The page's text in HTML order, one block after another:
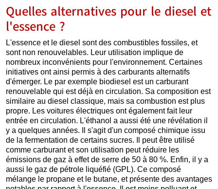
Quelles alternatives pour le diesel et
l'essence ?
L'essence et le diesel sont des combustibles fossiles, et
sont non renouvelables. Leur utilisation implique de
nombreux inconvénients pour l'environnement. Certaines
initiatives ont ainsi permis à des carburants alternatifs
d'émerger. Le par exemple biodiesel est un carburant
renouvelable qui est déjà en circulation. Sa composition est
similaire au diesel classique, mais sa combustion est plus
propre. Les voitures électriques ont également fait leur
entrée en circulation. L'éthanol a aussi été une révélation il
y a quelques années. Il s'agit d'un composé chimique issu
de la fermentation de certains sucres. Il peut être utilisé
comme carburant et son utilisation peut réduire les
émissions de gaz à effet de serre de 50 à 80 %. Enfin, il y a
aussi le gaz de pétrole liquéfié (GPL). Ce composé
mélange le propane et le butane, et présente des avantages